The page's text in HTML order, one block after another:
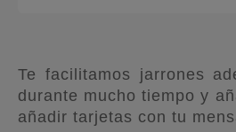
Te facilitamos jarrones
durante mucho tiempo y
añadir tarjetas con tu